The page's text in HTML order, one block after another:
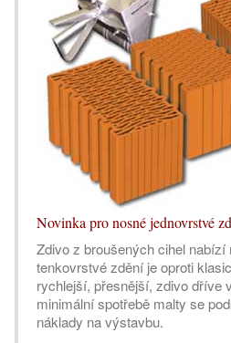
Novinka pro nosné jednovrstvé
Zdivo z broušených cihel nabízí
tenkovrstvé zdění je oproti
rychlejší, přesnější, zdivo dříve
minimální spotřebě malty se
náklady na výstavbu.